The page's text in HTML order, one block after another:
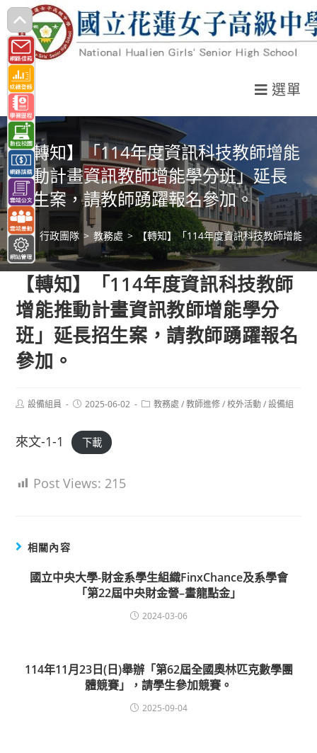
跳
轉
至
主
要
內
容
選單
【轉知】「114年度資訊科技教師增能
推動計畫資訊教師增能學分班」延長
招生案，請教師踴躍報名參加。
> 行政團隊 > 教務處 > 【轉知】「114年度資訊科技教師增能
【轉知】「114年度資訊科技教師
增能推動計畫資訊教師增能學分
班」延長招生案，請教師踴躍報名
參加。
Post設備組員
Post2025-06-02
Post教務處 / 教師進修 / 校外活動 / 設備組
來文-1-1 下載
Post Views: 215
相關內容
國立中央大學-財金系學生組織FinxChance及系學會
「第22屆中央財金營–畫龍點金」
2024-03-06
114年11月23日(日)舉辦「第62屆全國奧林匹克數學團
體競賽」，請學生參加競賽。
2025-09-04